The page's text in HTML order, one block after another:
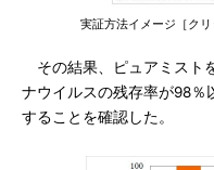
実証方法イメージ［ク
その結果、ピュアミスト
ナウイルスの残存率が98％
することを確認した。